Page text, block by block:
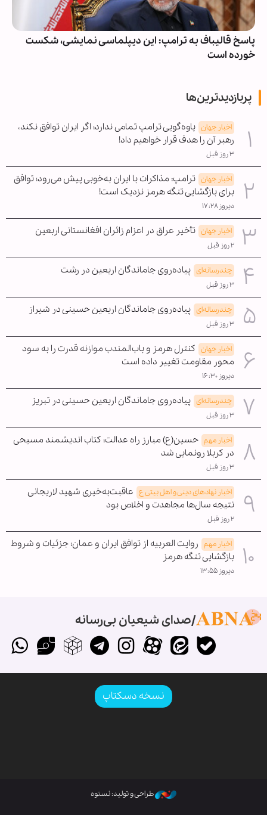
پاسخ قالیباف به ترامپ: این دیپلماسی نمایشی، شکست
خورده است
پربازدیدترین‌ها
اخبار جهان یاوه‌گویی ترامپ تمامی ندارد؛ اگر ایران توافق نکند،
رهبر آن را هدف قرار خواهیم داد!
۳ روز قبل
اخبار جهان ترامپ: مذاکرات با ایران به‌خوبی پیش می‌رود؛ توافق
برای بازگشایی تنگه هرمز نزدیک است!
دیروز ۱۷:۲۸
اخبار جهان تأخیر عراق در اعزام زائران افغانستانی اربعین
۲ روز قبل
چندرسانه‌ای پیاده‌روی جاماندگان اربعین در رشت
۳ روز قبل
چندرسانه‌ای پیاده‌روی جاماندگان اربعین حسینی در شیراز
۳ روز قبل
اخبار جهان کنترل هرمز و باب‌المندب موازنه قدرت را به سود
محور مقاومت تغییر داده است
دیروز ۱۶:۳۰
چندرسانه‌ای پیاده‌روی جاماندگان اربعین حسینی در تبریز
۳ روز قبل
اخبار مهم حسین(ع) مبارز راه عدالت؛ کتاب اندیشمند مسیحی
در کربلا رونمایی شد
۳ روز قبل
اخبار نهادهای دینی و اهل بیتی ع عاقبت‌به‌خیری شهید لاریجانی
نتیجه سال‌ها مجاهدت و اخلاص بود
۲ روز قبل
اخبار مهم روایت العربیه از توافق ایران و عمان؛ جزئیات و شروط
بازگشایی تنگه هرمز
دیروز ۱۳:۵۵
صدای شیعیان بی‌رسانه
نسخه دسکتاپ
طراحی و تولید: نستوه